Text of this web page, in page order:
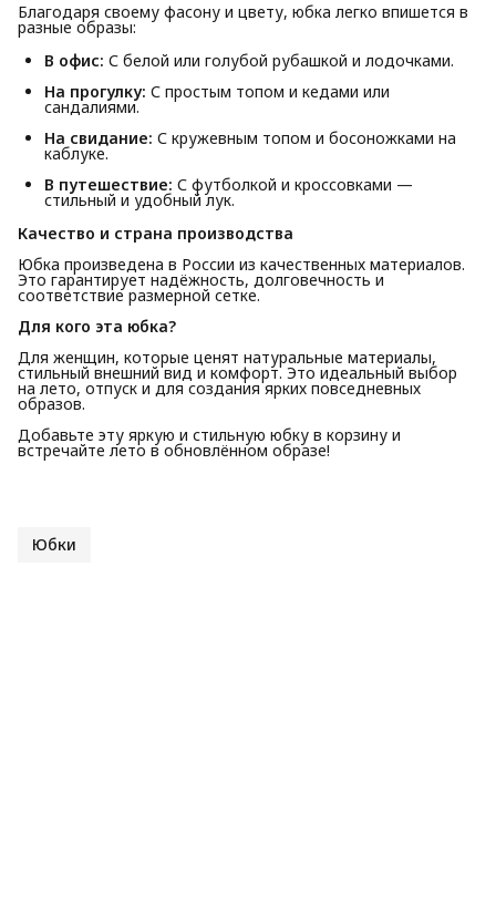
Благодаря своему фасону и цвету, юбка легко впишется в
разные образы:
В офис: С белой или голубой рубашкой и лодочками.
На прогулку: С простым топом и кедами или
сандалиями.
На свидание: С кружевным топом и босоножками на
каблуке.
В путешествие: С футболкой и кроссовками —
стильный и удобный лук.
Качество и страна производства
Юбка произведена в России из качественных материалов.
Это гарантирует надёжность, долговечность и
соответствие размерной сетке.
Для кого эта юбка?
Для женщин, которые ценят натуральные материалы,
стильный внешний вид и комфорт. Это идеальный выбор
на лето, отпуск и для создания ярких повседневных
образов.
Добавьте эту яркую и стильную юбку в корзину и
встречайте лето в обновлённом образе!
Юбки